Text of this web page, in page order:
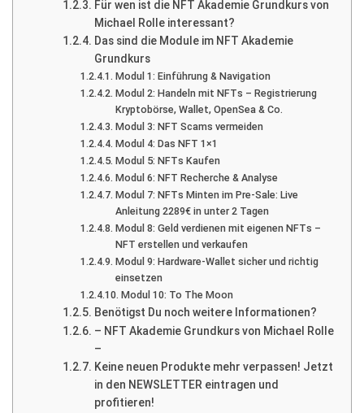
Für wen ist die NFT Akademie Grundkurs von
Michael Rolle interessant?
Das sind die Module im NFT Akademie
Grundkurs
Modul 1: Einführung & Navigation
Modul 2: Handeln mit NFTs – Registrierung
Kryptobörse, Wallet, OpenSea & Co.
Modul 3: NFT Scams vermeiden
Modul 4: Das NFT 1×1
Modul 5: NFTs Kaufen
Modul 6: NFT Recherche & Analyse
Modul 7: NFTs Minten im Pre-Sale: Live
Anleitung 2289€ in unter 2 Tagen
Modul 8: Geld verdienen mit eigenen NFTs –
NFT erstellen und verkaufen
Modul 9: Hardware-Wallet sicher und richtig
einsetzen
Modul 10: To The Moon
Benötigst Du noch weitere Informationen?
– NFT Akademie Grundkurs von Michael Rolle
–
Keine neuen Produkte mehr verpassen! Jetzt
in den NEWSLETTER eintragen und
profitieren!